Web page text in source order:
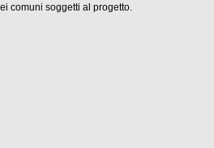
comuni soggetti al progetto.